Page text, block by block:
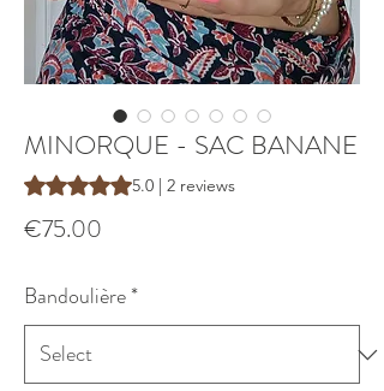
MINORQUE - SAC BANANE
Rating is 5.0 out of five stars based on 2
5.0 | 2 reviews
€75.00
Bandoulière*